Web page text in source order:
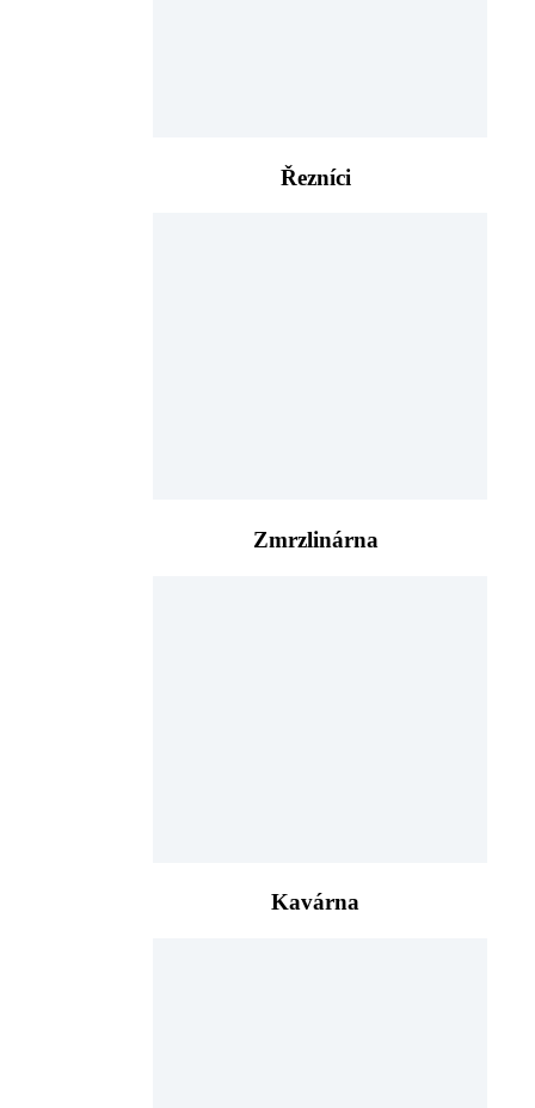
Řezníci
Zmrzlinárna
Kavárna